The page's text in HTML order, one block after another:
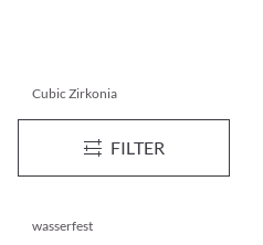
FILTER
Cubic Zirkonia
Ohrstecker - Tiny Stars
wasserfest